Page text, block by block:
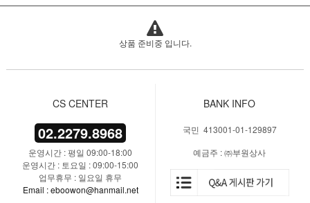
상품 준비중 입니다.
CS CENTER
02.2279.8968
운영시간 : 평일 09:00-18:00
운영시간 : 토요일 : 09:00-15:00
업무휴무 : 일요일 휴무
Email : eboowon@hanmail.net
BANK INFO
국민 413001-01-129897
예금주 : ㈜부원상사